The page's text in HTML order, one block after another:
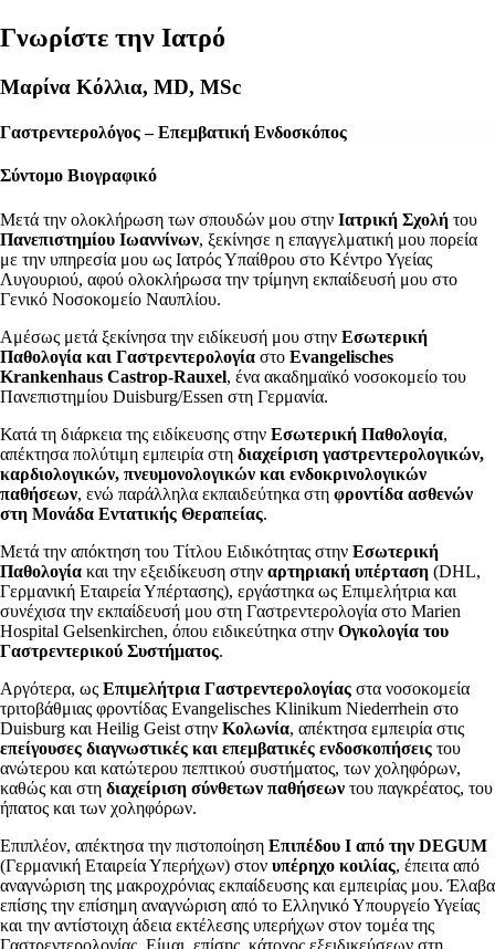
Γνωρίστε την Ιατρό
Μαρίνα Κόλλια, MD, MSc
Γαστρεντερολόγος – Επεμβατική Ενδοσκόπος
Σύντομο Βιογραφικό
Μετά την ολοκλήρωση των σπουδών μου στην Ιατρική Σχολή του
Πανεπιστημίου Ιωαννίνων, ξεκίνησε η επαγγελματική μου πορεία
με την υπηρεσία μου ως Ιατρός Υπαίθρου στο Κέντρο Υγείας
Λυγουριού, αφού ολοκλήρωσα την τρίμηνη εκπαίδευσή μου στο
Γενικό Νοσοκομείο Ναυπλίου.
Αμέσως μετά ξεκίνησα την ειδίκευσή μου στην Εσωτερική
Παθολογία και Γαστρεντερολογία στο Evangelisches
Krankenhaus Castrop-Rauxel, ένα ακαδημαϊκό νοσοκομείο του
Πανεπιστημίου Duisburg/Essen στη Γερμανία.
Κατά τη διάρκεια της ειδίκευσης στην Εσωτερική Παθολογία,
απέκτησα πολύτιμη εμπειρία στη διαχείριση γαστρεντερολογικών,
καρδιολογικών, πνευμονολογικών και ενδοκρινολογικών
παθήσεων, ενώ παράλληλα εκπαιδεύτηκα στη φροντίδα ασθενών
στη Μονάδα Εντατικής Θεραπείας.
Μετά την απόκτηση του Τίτλου Ειδικότητας στην Εσωτερική
Παθολογία και την εξειδίκευση στην αρτηριακή υπέρταση (DHL,
Γερμανική Εταιρεία Υπέρτασης), εργάστηκα ως Επιμελήτρια και
συνέχισα την εκπαίδευσή μου στη Γαστρεντερολογία στο Marien
Hospital Gelsenkirchen, όπου ειδικεύτηκα στην Ογκολογία του
Γαστρεντερικού Συστήματος.
Αργότερα, ως Επιμελήτρια Γαστρεντερολογίας στα νοσοκομεία
τριτοβάθμιας φροντίδας Evangelisches Klinikum Niederrhein στο
Duisburg και Heilig Geist στην Κολωνία, απέκτησα εμπειρία στις
επείγουσες διαγνωστικές και επεμβατικές ενδοσκοπήσεις του
ανώτερου και κατώτερου πεπτικού συστήματος, των χοληφόρων,
καθώς και στη διαχείριση σύνθετων παθήσεων του παγκρέατος, του
ήπατος και των χοληφόρων.
Επιπλέον, απέκτησα την πιστοποίηση Επιπέδου Ι από την DEGUM
(Γερμανική Εταιρεία Υπερήχων) στον υπέρηχο κοιλίας, έπειτα από
αναγνώριση της μακροχρόνιας εκπαίδευσης και εμπειρίας μου. Έλαβα
επίσης την επίσημη αναγνώριση από το Ελληνικό Υπουργείο Υγείας
και την αντίστοιχη άδεια εκτέλεσης υπερήχων στον τομέα της
Γαστρεντερολογίας. Είμαι, επίσης, κάτοχος εξειδικεύσεων στη